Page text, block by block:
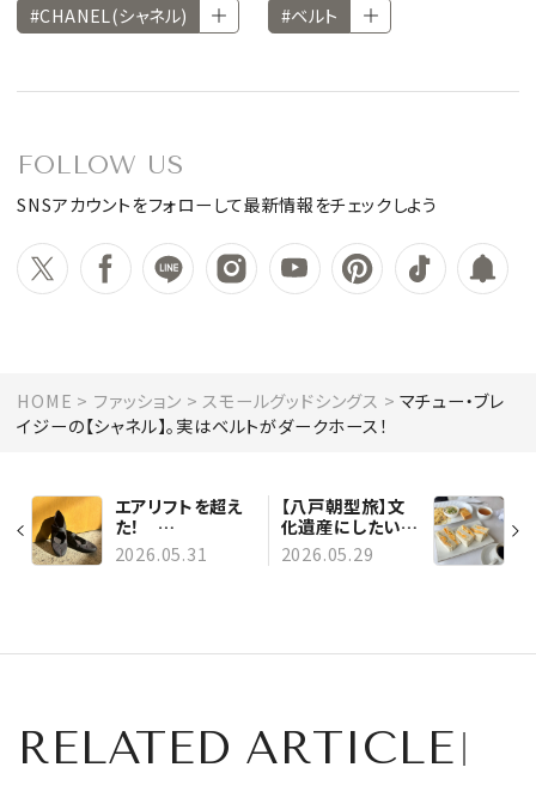
#CHANEL(シャネル) #ベルト
FOLLOW US
SNSアカウントをフォローして最新情報をチェックしよう
HOME ファッション スモールグッドシングス
マチュー・ブレ
イジーの【シャネル】。実はベルトがダークホース！
エアリフトを超え
た！
【NikeSKIMS（ナ
イキスキムズ）】の
2026.05.31
【八戸朝型旅】文
化遺産にしたいた
まごサンドの話
2026.05.29
RELATED ARTICLE